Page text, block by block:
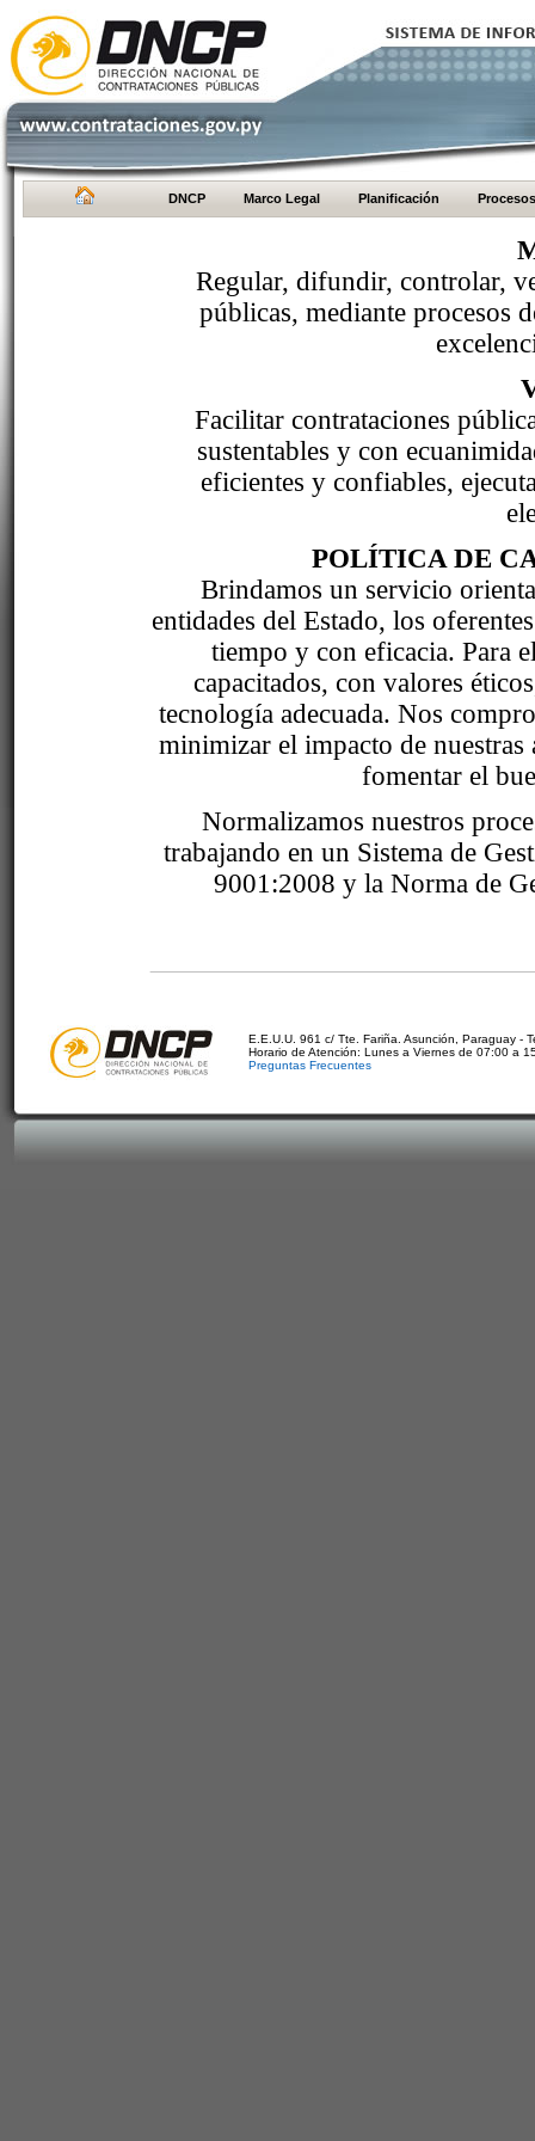
DNCP Marco Legal Planificación Procesos
Regular, difundir, controlar,
públicas, mediante procesos
Facilitar contrataciones
sustentables y con
eficientes y confiables,
POLÍTICA DE
Brindamos un servicio
entidades del Estado, los
tiempo y con eficacia. Para
capacitados, con valores
tecnología adecuada. Nos
minimizar el impacto de
fomentar el
Normalizamos nuestros
trabajando en un Sistema de
9001:2008 y la Norma de
E.E.U.U. 961 c/ Tte. Fariña. Asunción, Paraguay -
Horario de Atención: Lunes a Viernes de 07:00 a
Preguntas Frecuentes